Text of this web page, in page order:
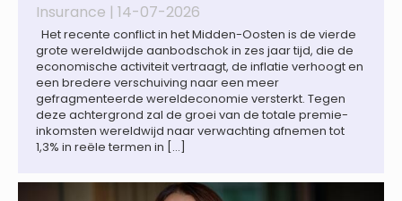
Insurance | 14-07-2026
Het recente conflict in het Midden-Oosten is de vierde
grote wereldwijde aanbodschok in zes jaar tijd, die de
economische activiteit vertraagt, de inflatie verhoogt en
een bredere verschuiving naar een meer
gefragmenteerde wereldeconomie versterkt. Tegen
deze achtergrond zal de groei van de totale premie-
inkomsten wereldwijd naar verwachting afnemen tot
1,3% in reële termen in […]